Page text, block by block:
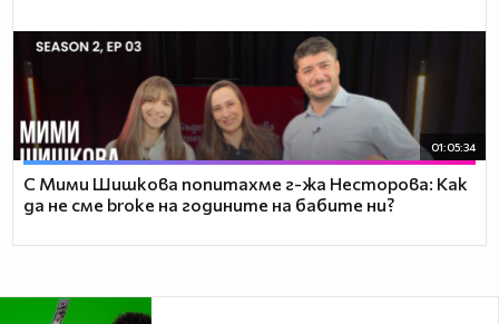
01:05:34
С Мими Шишкова попитахме г-жа Несторова: Как
да не сме broke на годините на бабите ни?